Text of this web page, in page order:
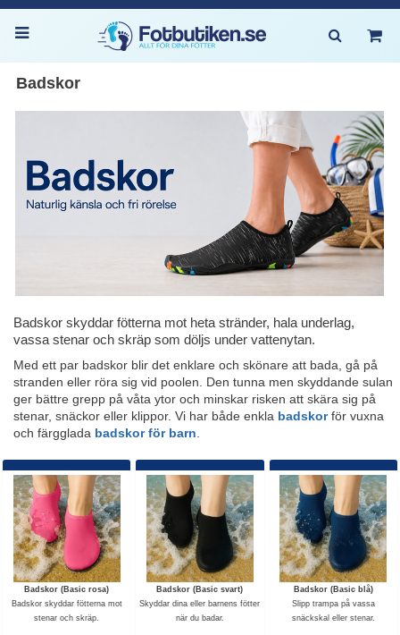
Badskor
Badskor skyddar fötterna mot heta stränder, hala underlag,
vassa stenar och skräp som döljs under vattenytan.
Med ett par badskor blir det enklare och skönare att bada, gå på
stranden eller röra sig vid poolen. Den tunna men skyddande sulan
ger bättre grepp på våta ytor och minskar risken att skära sig på
stenar, snäckor eller klippor. Vi har både enkla badskorför vuxna
och färgglada badskor för barn
Badskor (Basic rosa)
Badskor skyddar fötterna mot
stenar och skräp.
Badskor (Basic svart)
Skyddar dina eller barnens fötter
när du badar.
Badskor (Basic blå)
Slipp trampa på vassa
snäckskal eller stenar.